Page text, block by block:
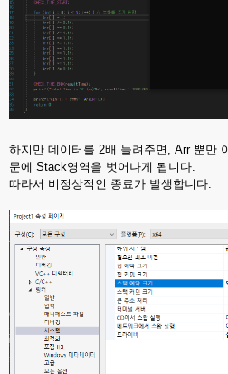
하지만 데이터를 2배 늘려주면, Arr 뿐만
문에 Stack영역을 벗어나게 됩니다.
따라서 비정상적인 종료가 발생합니다.